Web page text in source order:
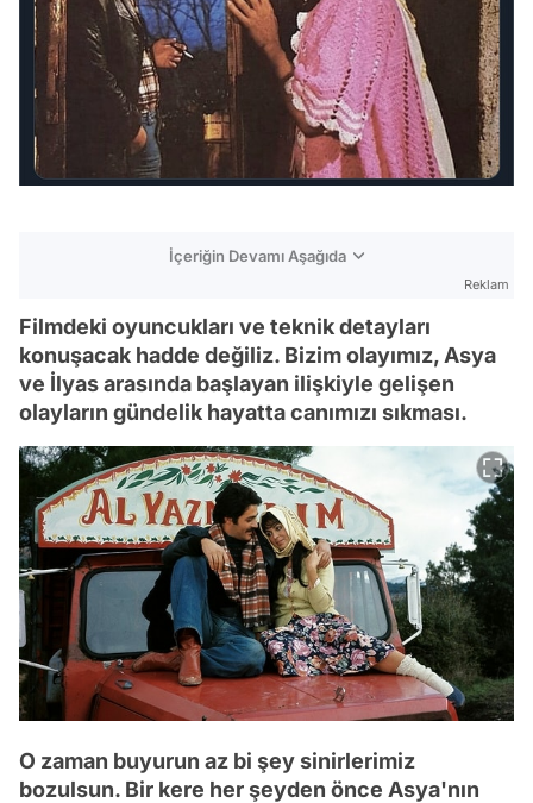
İçeriğin Devamı Aşağıda
Reklam
Filmdeki oyuncukları ve teknik detayları
konuşacak hadde değiliz. Bizim olayımız, Asya
ve İlyas arasında başlayan ilişkiyle gelişen
olayların gündelik hayatta canımızı sıkması.
O zaman buyurun az bi şey sinirlerimiz
bozulsun. Bir kere her şeyden önce Asya'nın